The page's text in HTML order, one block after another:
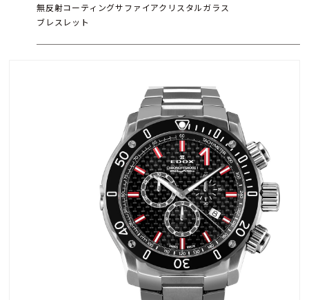
無反射コーティングサファイアクリスタルガラス
ブレスレット